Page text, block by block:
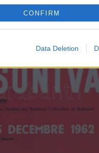
CONFIRM
Data Deletion